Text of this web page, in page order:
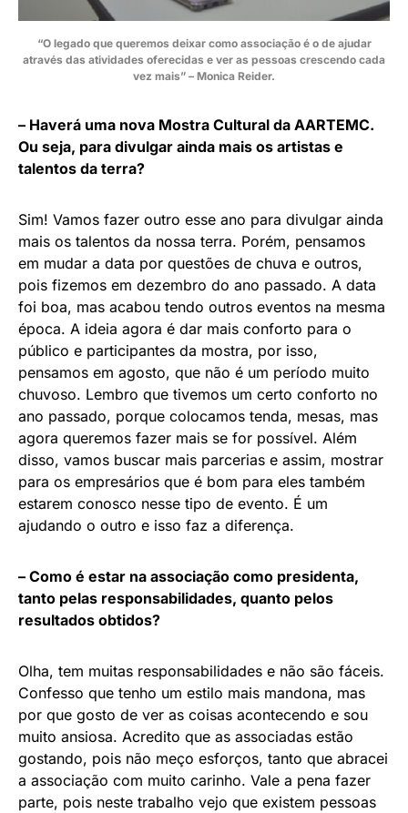
“O legado que queremos deixar como associação é o de ajudar
através das atividades oferecidas e ver as pessoas crescendo cada
vez mais” – Monica Reider.
– Haverá uma nova Mostra Cultural da AARTEMC.
Ou seja, para divulgar ainda mais os artistas e
talentos da terra?
Sim! Vamos fazer outro esse ano para divulgar ainda
mais os talentos da nossa terra. Porém, pensamos
em mudar a data por questões de chuva e outros,
pois fizemos em dezembro do ano passado. A data
foi boa, mas acabou tendo outros eventos na mesma
época. A ideia agora é dar mais conforto para o
público e participantes da mostra, por isso,
pensamos em agosto, que não é um período muito
chuvoso. Lembro que tivemos um certo conforto no
ano passado, porque colocamos tenda, mesas, mas
agora queremos fazer mais se for possível. Além
disso, vamos buscar mais parcerias e assim, mostrar
para os empresários que é bom para eles também
estarem conosco nesse tipo de evento. É um
ajudando o outro e isso faz a diferença.
– Como é estar na associação como presidenta,
tanto pelas responsabilidades, quanto pelos
resultados obtidos?
Olha, tem muitas responsabilidades e não são fáceis.
Confesso que tenho um estilo mais mandona, mas
por que gosto de ver as coisas acontecendo e sou
muito ansiosa. Acredito que as associadas estão
gostando, pois não meço esforços, tanto que abracei
a associação com muito carinho. Vale a pena fazer
parte, pois neste trabalho vejo que existem pessoas